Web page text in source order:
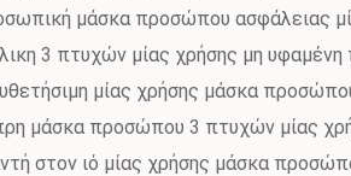
μάσκα προσώπου ασφάλειας
3 πτυχών μίας χρήσης μη
μίας χρήσης μάσκα
μάσκα προσώπου 3 πτυχών μίας
στον ιό μίας χρήσης μάσκα